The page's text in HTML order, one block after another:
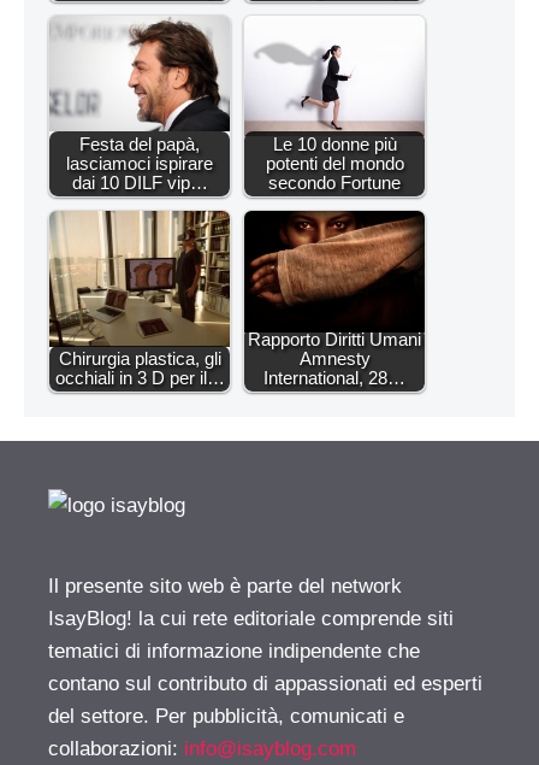
Festa del papà,
lasciamoci ispirare
dai 10 DILF vip…
Le 10 donne più
potenti del mondo
secondo Fortune
Chirurgia plastica, gli
occhiali in 3 D per il…
Rapporto Diritti Umani
Amnesty
International, 28…
Il presente sito web è parte del network
IsayBlog! la cui rete editoriale comprende siti
tematici di informazione indipendente che
contano sul contributo di appassionati ed esperti
del settore. Per pubblicità, comunicati e
collaborazioni: info@isayblog.com